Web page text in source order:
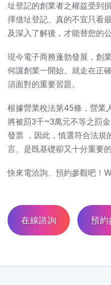
址登記的創業者之權益受到
擇借址登記、真的不宜只看
及深入了解後，才能替您的
現今電子商務蓬勃發展，創
何讓創業一開始、就走在正
須面對的重要習題。
根據營業稅法第45條，營業
將被罰3千~3萬元不等之罰
發票 ，因此，慎選符合法規
言、是既基礎卻又十分重要的
快來電洽詢、預約參觀吧！
在線諮詢 預約